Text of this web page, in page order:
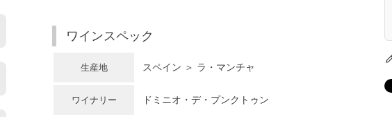
ワインスペック
生産地 スペイン ＞ ラ・マンチャ
ワイナリー ドミニオ・デ・プンクトゥン